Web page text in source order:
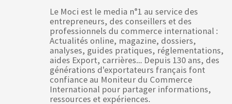
Le Moci est le media n°1 au service des
entrepreneurs, des conseillers et des
professionnels du commerce international :
Actualités online, magazine, dossiers,
analyses, guides pratiques, réglementations,
aides Export, carrières... Depuis 130 ans, des
générations d'exportateurs français font
confiance au Moniteur du Commerce
International pour partager informations,
ressources et expériences.